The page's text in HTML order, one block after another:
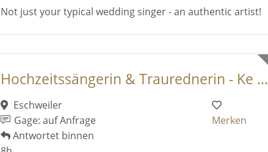
Not just your typical wedding singer - an authentic artist!
Hochzeitssängerin & Traurednerin - Ke ...
Eschweiler
Gage: auf Anfrage
Antwortet binnen
Merken